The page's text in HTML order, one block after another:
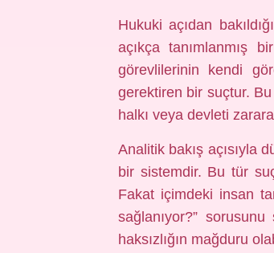
Hukuki açıdan
açıkça tanımlanmış
görevlilerinin kendi
gerektiren bir suçtur.
halkı veya devleti
Analitik bakış açısıyla
bir sistemdir. Bu tür
Fakat içimdeki insan
sağlanıyor?”
haksızlığın mağduru